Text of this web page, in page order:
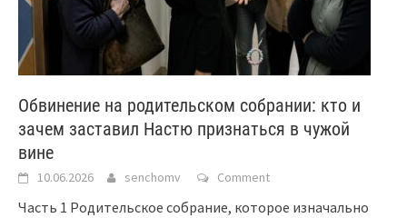
Обвинение на родительском собрании: кто и
зачем заставил Настю признаться в чужой
вине
10.06.2026 senchomv Comment
Часть 1 Родительское собрание, которое изначально